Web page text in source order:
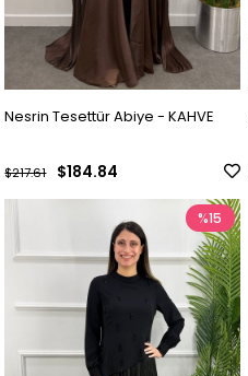
Nesrin Tesettür Abiye - KAHVE
$184.84
$217.61
%15